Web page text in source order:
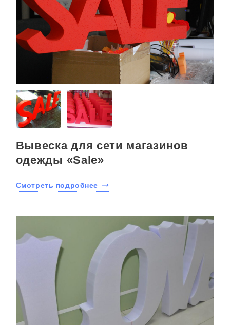
Вывеска для сети магазинов
одежды «Sale»
Смотреть подробнее